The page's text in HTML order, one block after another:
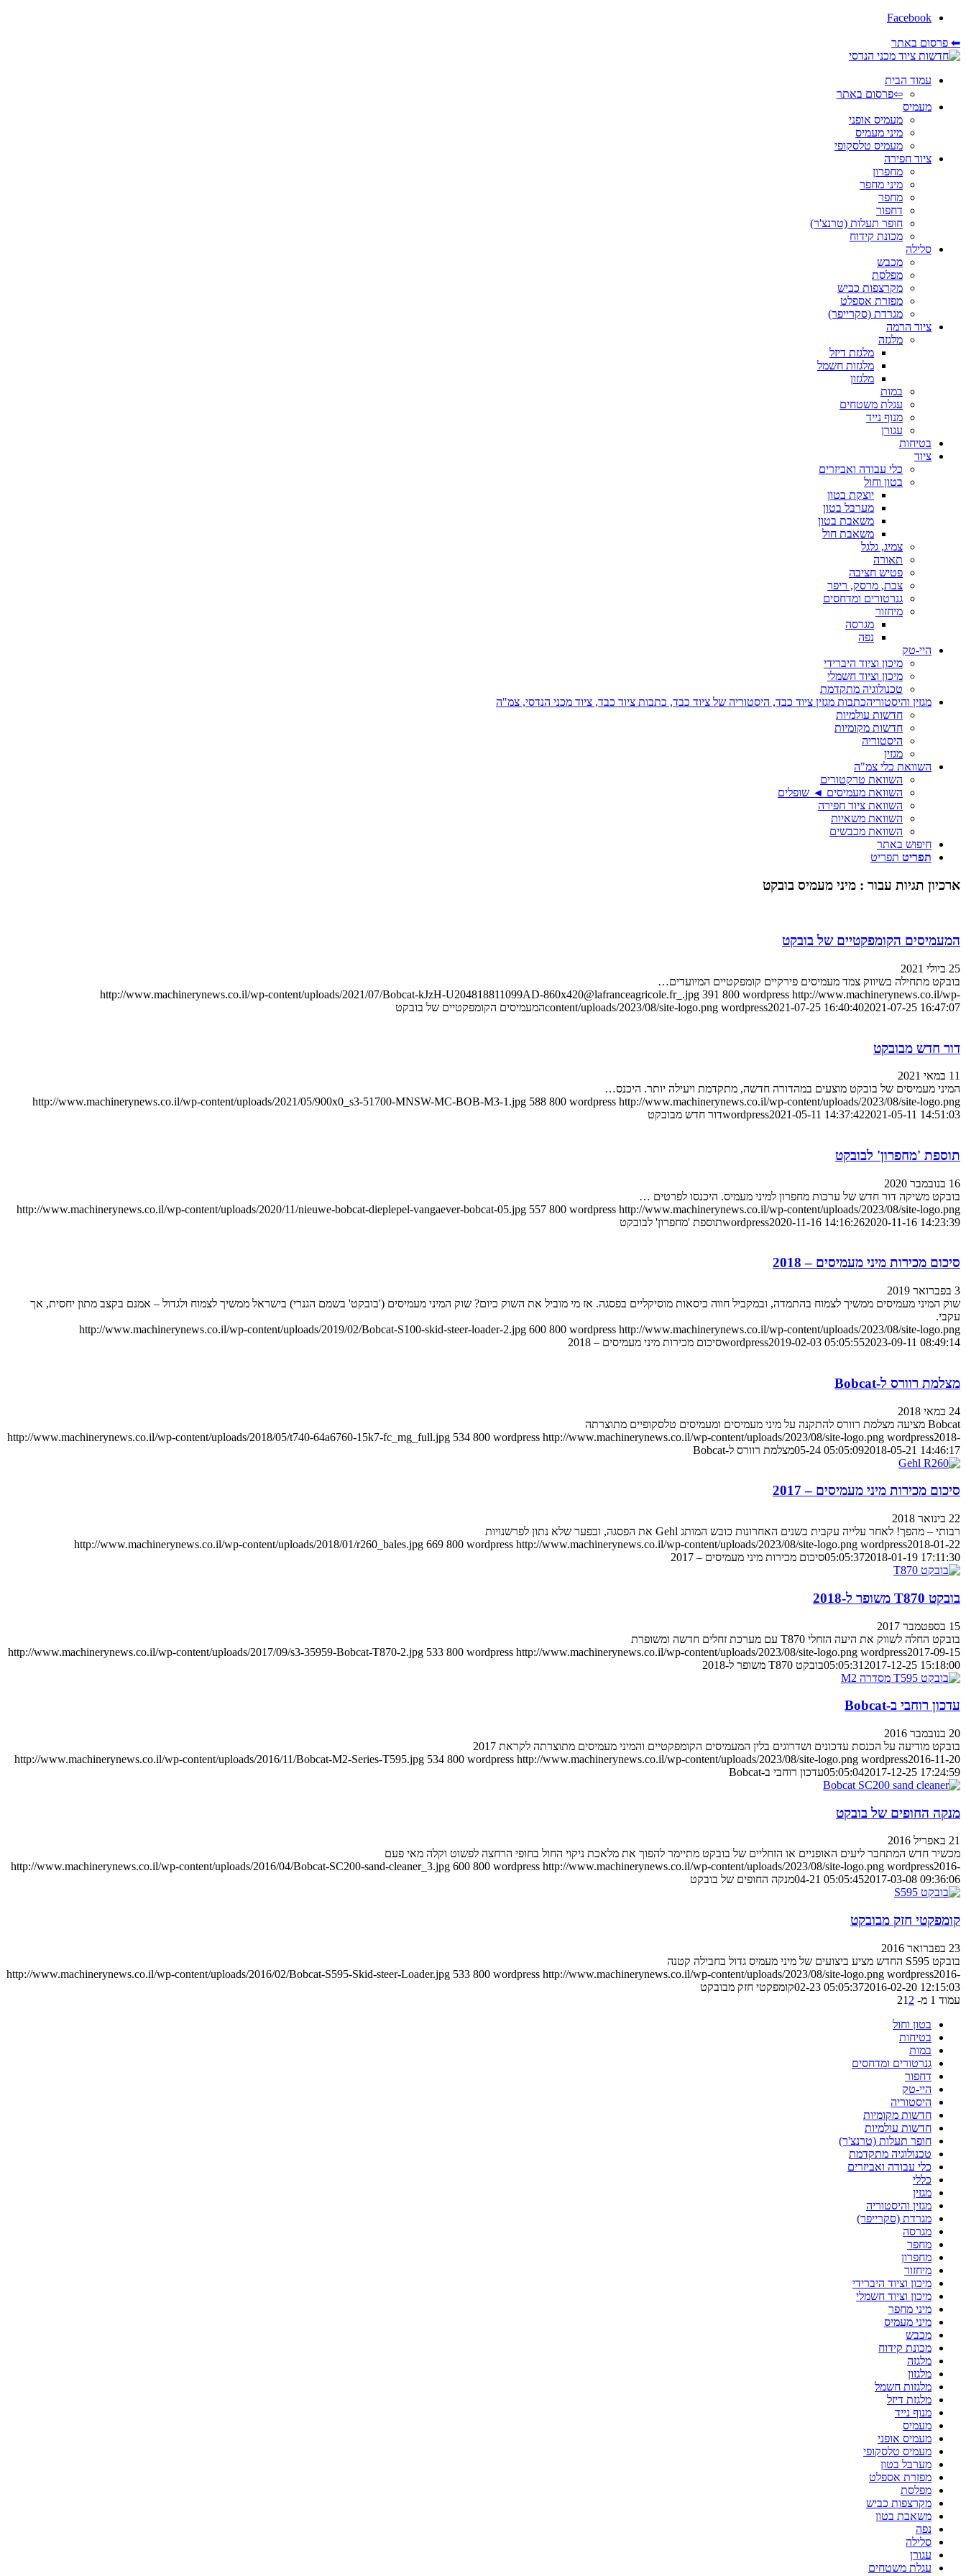
Facebook
⬅ פרסום באתר
עמוד הבית
⇦פרסום באתר
מעמיס
מעמיס אופני
מיני מעמיס
מעמיס טלסקופי
ציוד חפירה
מחפרון
מיני מחפר
מחפר
דחפור
חופר תעלות (טרנצ'ר)
מכונת קידוח
סלילה
מכבש
מפלסת
מקרצפות כביש
מפזרת אספלט
מגרדת (סקרייפר)
ציוד הרמה
מלגזה
מלגזת דיזל
מלגזות חשמל
מלגזון
במות
עגלת משטחים
מנוף נייד
עגורן
בטיחות
ציוד
כלי עבודה ואביזרים
בטון וחול
יוצקת בטון
מערבל בטון
משאבת בטון
משאבת חול
צמיג, גלגל
תאורה
פטיש חציבה
צבת, מרסק, ריפר
גנרטורים ומדחסים
מיחזור
מגרסה
נפה
היי-טק
מיכון וציוד היברידי
מיכון וציוד חשמלי
טכנולוגיה מתקדמת
מגזין והיסטוריהכתבות מגזין ציוד כבד, היסטוריה של ציוד כבד, כתבות ציוד כבד, ציוד מכני הנדסי, צמ"ה
חדשות עולמיות
חדשות מקומיות
היסטוריה
מגזין
השוואת כלי צמ"ה
השוואת טרקטורים
השוואת מעמיסים ◄ שופלים
השוואת ציוד חפירה
השוואת משאיות
השוואת מכבשים
חיפוש באתר
תפריט תפריט
ארכיון תגיות עבור : מיני מעמיס בובקט
המעמיסים הקומפקטיים של בובקט
25 ביולי 2021
בובקט מתחילה בשיווק צמד מעמיסים פירקיים קומפקטיים המיועדים…
http://www.machinerynews.co.il/wp-content/uploads/2021/07/Bobcat-kJzH-U204818811099AD-860x420@lafranceagricole.fr_.jpg 391 800 wordpress http://www.machinerynews.co.il/wp-
content/uploads/2023/08/site-logo.png wordpress2021-07-25 16:40:402021-07-25 16:47:07 המעמיסים הקומפקטיים של בובקט
דור חדש מבובקט
11 במאי 2021
המיני מעמיסים של בובקט מוצעים במהדורה חדשה, מתקדמת ויעילה יותר. היכנס…
http://www.machinerynews.co.il/wp-content/uploads/2021/05/900x0_s3-51700-MNSW-MC-BOB-M3-1.jpg 588 800 wordpress http://www.machinerynews.co.il/wp-content/uploads/2023/08/site-logo.png
wordpress2021-05-11 14:37:422021-05-11 14:51:03 דור חדש מבובקט
תוספת 'מחפרון' לבובקט
16 בנובמבר 2020
בובקט משיקה דור חדש של ערכות מחפרון למיני מעמיס. היכנסו לפרטים …
http://www.machinerynews.co.il/wp-content/uploads/2020/11/nieuwe-bobcat-dieplepel-vangaever-bobcat-05.jpg 557 800 wordpress http://www.machinerynews.co.il/wp-content/uploads/2023/08/site-logo.png
wordpress2020-11-16 14:16:262020-11-16 14:23:39 תוספת 'מחפרון' לבובקט
סיכום מכירות מיני מעמיסים – 2018
3 בפברואר 2019
שוק המיני מעמיסים ממשיך לצמוח בהתמדה, ובמקביל חווה כיסאות מוסיקליים בפסגה. אז מי מוביל את השוק כיום? שוק המיני מעמיסים ('בובקט' בשמם הגנרי) בישראל ממשיך לצמוח ולגדול – אמנם בקצב מתון יחסית, אך
עקבי.
http://www.machinerynews.co.il/wp-content/uploads/2019/02/Bobcat-S100-skid-steer-loader-2.jpg 600 800 wordpress http://www.machinerynews.co.il/wp-content/uploads/2023/08/site-logo.png
wordpress2019-02-03 05:05:552023-09-11 08:49:14 סיכום מכירות מיני מעמיסים – 2018
מצלמת רוורס ל-Bobcat
24 במאי 2018
Bobcat מציעה מצלמת רוורס להתקנה על מיני מעמיסים ומעמיסים טלסקופיים מתוצרתה
http://www.machinerynews.co.il/wp-content/uploads/2018/05/t740-64a6760-15k7-fc_mg_full.jpg 534 800 wordpress http://www.machinerynews.co.il/wp-content/uploads/2023/08/site-logo.png wordpress2018-
05-24 05:05:092018-05-21 14:46:17 מצלמת רוורס ל-Bobcat
סיכום מכירות מיני מעמיסים – 2017
22 בינואר 2018
רבותי – מהפך! לאחר עלייה עקבית בשנים האחרונות כובש המותג Gehl את הפסגה, ובפער שלא נתון לפרשנויות
http://www.machinerynews.co.il/wp-content/uploads/2018/01/r260_bales.jpg 669 800 wordpress http://www.machinerynews.co.il/wp-content/uploads/2023/08/site-logo.png wordpress2018-01-22
05:05:372018-01-19 17:11:30 סיכום מכירות מיני מעמיסים – 2017
בובקט T870 משופר ל-2018
15 בספטמבר 2017
בובקט החלה לשווק את היעה הזחלי T870 עם מערכת זחלים חדשה ומשופרת
http://www.machinerynews.co.il/wp-content/uploads/2017/09/s3-35959-Bobcat-T870-2.jpg 533 800 wordpress http://www.machinerynews.co.il/wp-content/uploads/2023/08/site-logo.png wordpress2017-09-15
05:05:31 2017-12-25 15:18:00 בובקט T870 משופר ל-2018
עדכון רוחבי ב-Bobcat
20 בנובמבר 2016
בובקט מודיעה על הכנסת עדכונים ושדרוגים בלין המעמיסים הקומפקטיים והמיני מעמיסים מתוצרתה לקראת 2017
http://www.machinerynews.co.il/wp-content/uploads/2016/11/Bobcat-M2-Series-T595.jpg 534 800 wordpress http://www.machinerynews.co.il/wp-content/uploads/2023/08/site-logo.png wordpress2016-11-20
05:05:042017-12-25 17:24:59 עדכון רוחבי ב-Bobcat
מנקה החופים של בובקט
21 באפריל 2016
מכשיר חדש המתחבר ליעים האופניים או הזחליים של בובקט מתיימר להפוך את מלאכת ניקוי החול בחופי הרחצה לפשוט וקלה מאי פעם
http://www.machinerynews.co.il/wp-content/uploads/2016/04/Bobcat-SC200-sand-cleaner_3.jpg 600 800 wordpress http://www.machinerynews.co.il/wp-content/uploads/2023/08/site-logo.png wordpress2016-
04-21 05:05:452017-03-08 09:36:06 מנקה החופים של בובקט
קומפקטי חזק מבובקט
23 בפברואר 2016
בובקט S595 החדש מציע ביצועים של מיני מעמיס גדול בחבילה קטנה
http://www.machinerynews.co.il/wp-content/uploads/2016/02/Bobcat-S595-Skid-steer-Loader.jpg 533 800 wordpress http://www.machinerynews.co.il/wp-content/uploads/2023/08/site-logo.png wordpress2016-
02-23 05:05:372016-02-20 12:15:03
קומפקטי חזק מבובקט
עמוד 1 מ- 2
1 2
בטון וחול
בטיחות
במות
גנרטורים ומדחסים
דחפור
היי-טק
היסטוריה
חדשות מקומיות
חדשות עולמיות
חופר תעלות (טרנצ'ר)
טכנולוגיה מתקדמת
כלי עבודה ואביזרים
כללי
מגזין
מגזין והיסטוריה
מגרדת (סקרייפר)
מגרסה
מחפר
מחפרון
מיחזור
מיכון וציוד היברידי
מיכון וציוד חשמלי
מיני מחפר
מיני מעמיס
מכבש
מכונת קידוח
מלגזה
מלגזון
מלגזות חשמל
מלגזת דיזל
מנוף נייד
מעמיס
מעמיס אופני
מעמיס טלסקופי
מערבל בטון
מפזרת אספלט
מפלסת
מקרצפות כביש
משאבת בטון
נפה
סלילה
עגורן
עגלת משטחים